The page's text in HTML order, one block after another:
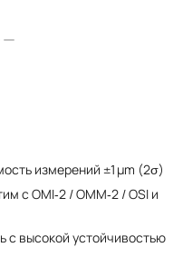
измерений ±1 µm (2σ)
с OMI‑2 / OMM‑2 / OSI и
с высокой устойчивостью